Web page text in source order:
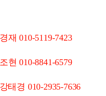
재 010-5119-7423
현 010-8841-6579
태경 010-2935-7636